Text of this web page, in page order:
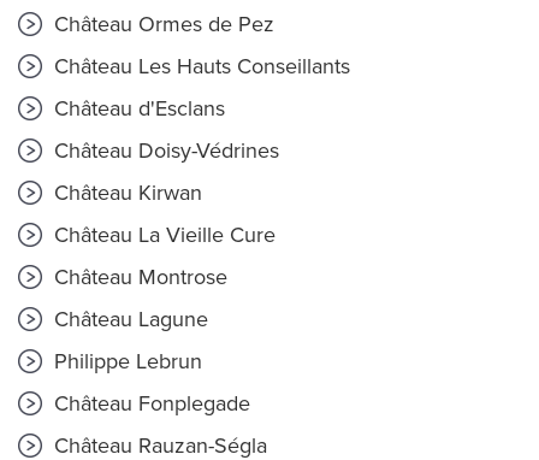
Château Ormes de Pez
Château Les Hauts Conseillants
Château d'Esclans
Château Doisy-Védrines
Château Kirwan
Château La Vieille Cure
Château Montrose
Château Lagune
Philippe Lebrun
Château Fonplegade
Château Rauzan-Ségla